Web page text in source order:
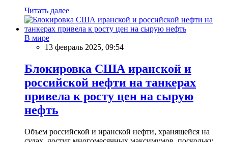
Читать далее
В мире
13 февраль 2025, 09:54
Блокировка США иранской и
российской нефти на танкерах
привела к росту цен на сырую
нефть
Объем российской и иранской нефти, хранящейся на